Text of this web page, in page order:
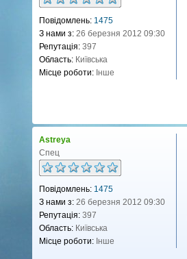
Повідомлень: 1475
З нами з: 26 березня 2012 09:30
Репутація: 397
Область: Київська
Місце роботи: Інше
Astreya
Спец
Повідомлень: 1475
З нами з: 26 березня 2012 09:30
Репутація: 397
Область: Київська
Місце роботи: Інше